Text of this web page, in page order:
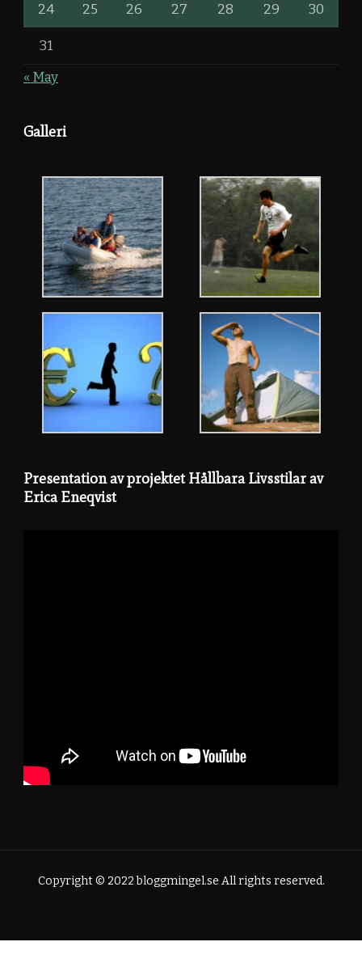
24 25 26 27 28 29 30
31
« May
Galleri
Presentation av projektet Hållbara Livsstilar av
Erica Eneqvist